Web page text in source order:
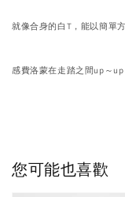
就像合身的白T，能以簡單
感費洛蒙在走踏之間up～up
您可能也喜歡